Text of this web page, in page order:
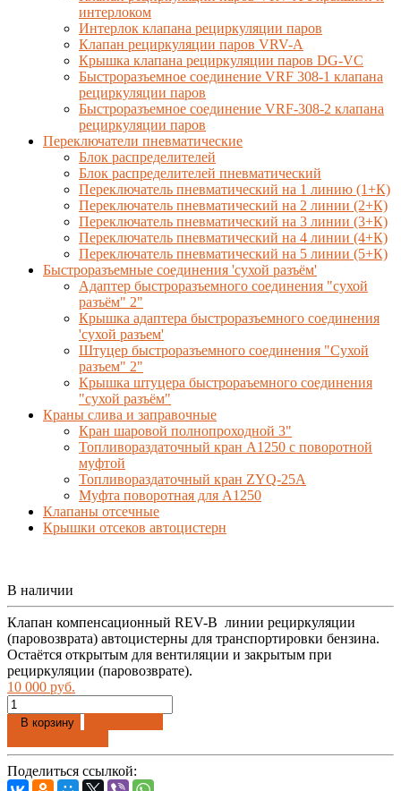
интерлоком
Интерлок клапана рециркуляции паров
Клапан рециркуляции паров VRV-A
Крышка клапана рециркуляции паров DG-VC
Быстроразъемное соединение VRF 308-1 клапана
рециркуляции паров
Быстроразъемное соединение VRF-308-2 клапана
рециркуляции паров
Переключатели пневматические
Блок распределителей
Блок распределителей пневматический
Переключатель пневматический на 1 линию (1+К)
Переключатель пневматический на 2 линии (2+К)
Переключатель пневматический на 3 линии (3+К)
Переключатель пневматический на 4 линии (4+К)
Переключатель пневматический на 5 линии (5+К)
Быстроразъемные соединения 'сухой разъём'
Адаптер быстроразъемного соединения "сухой
разъём" 2"
Крышка адаптера быстроразъемного соединения
'сухой разъем'
Штуцер быстроразъемного соединения "Сухой
разъем" 2"
Крышка штуцера быстрораъемного соединения
"сухой разъём"
Краны слива и заправочные
Кран шаровой полнопроходной 3"
Топливораздаточный кран A1250 с поворотной
муфтой
Топливораздаточный кран ZYQ-25A
Муфта поворотная для А1250
Клапаны отсечные
Крышки отсеков автоцистерн
В наличии
Клапан компенсационный REV-B линии рециркуляции
(паровозврата) автоцистерны для транспортировки бензина.
Остаётся открытым для вентиляции и закрытым при
рециркуляции (паровозврате).
10 000 руб.
В корзину
Поделиться ссылкой: